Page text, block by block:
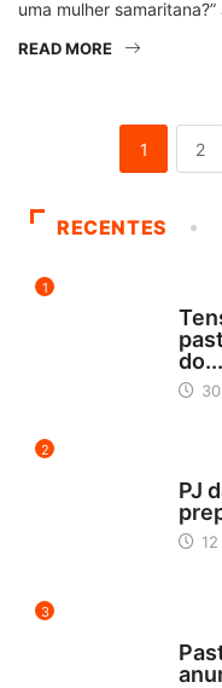
uma mulher
READ MORE
1 2
RECENTES
1
do...
2
PJ
3